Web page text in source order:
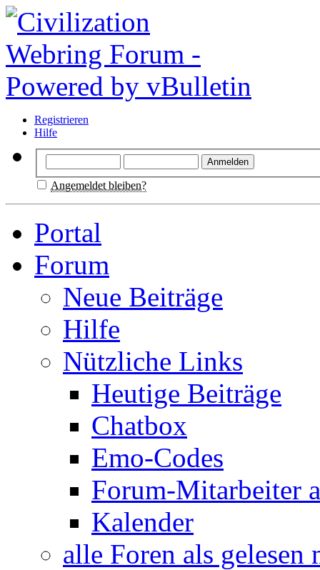
Registrieren
Hilfe
Angemeldet bleiben?
Portal
Forum
Neue Beiträge
Hilfe
Nützliche Links
Heutige Beiträge
Chatbox
Emo-Codes
Forum-Mitarbeiter
Kalender
alle Foren als gelesen